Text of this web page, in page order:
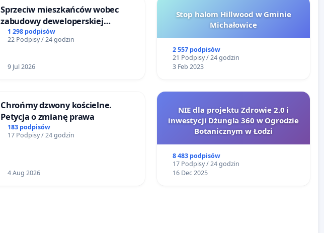
Sprzeciw mieszkańców wobec
zabudowy deweloperskiej
terenow zielonych w rejonie
Bulwarów Straceńskich w Bielsku-
1 298 podpisów
22 Podpisy / 24 godzin
9 Jul 2026
Stop halom Hillwood w Gminie
Michałowice
2 557 podpisów
21 Podpisy / 24 godzin
3 Feb 2023
Chrońmy dzwony kościelne.
Petycja o zmianę prawa
183 podpisów
17 Podpisy / 24 godzin
4 Aug 2026
NIE dla projektu Zdrowie 2.0 i
inwestycji Dżungla 360 w Ogrodzie
Botanicznym w Łodzi
8 483 podpisów
17 Podpisy / 24 godzin
16 Dec 2025